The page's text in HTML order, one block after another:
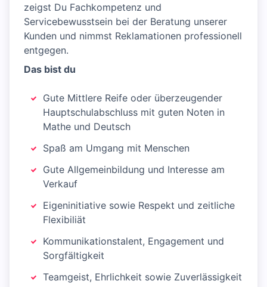
zeigst Du Fachkompetenz und
Servicebewusstsein bei der Beratung unserer
Kunden und nimmst Reklamationen professionell
entgegen.
Das bist du
Gute Mittlere Reife oder überzeugender
Hauptschulabschluss mit guten Noten in
Mathe und Deutsch
Spaß am Umgang mit Menschen
Gute Allgemeinbildung und Interesse am
Verkauf
Eigeninitiative sowie Respekt und zeitliche
Flexibiliät
Kommunikationstalent, Engagement und
Sorgfältigkeit
Teamgeist, Ehrlichkeit sowie Zuverlässigkeit